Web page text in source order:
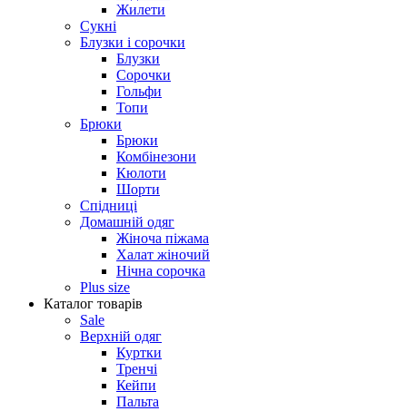
Жилети
Сукні
Блузки і сорочки
Блузки
Сорочки
Гольфи
Топи
Брюки
Брюки
Комбінезони
Кюлоти
Шорти
Спідниці
Домашній одяг
Жіноча піжама
Халат жіночий
Нічна сорочка
Plus size
Каталог товарів
Sale
Верхній одяг
Куртки
Тренчі
Кейпи
Пальта